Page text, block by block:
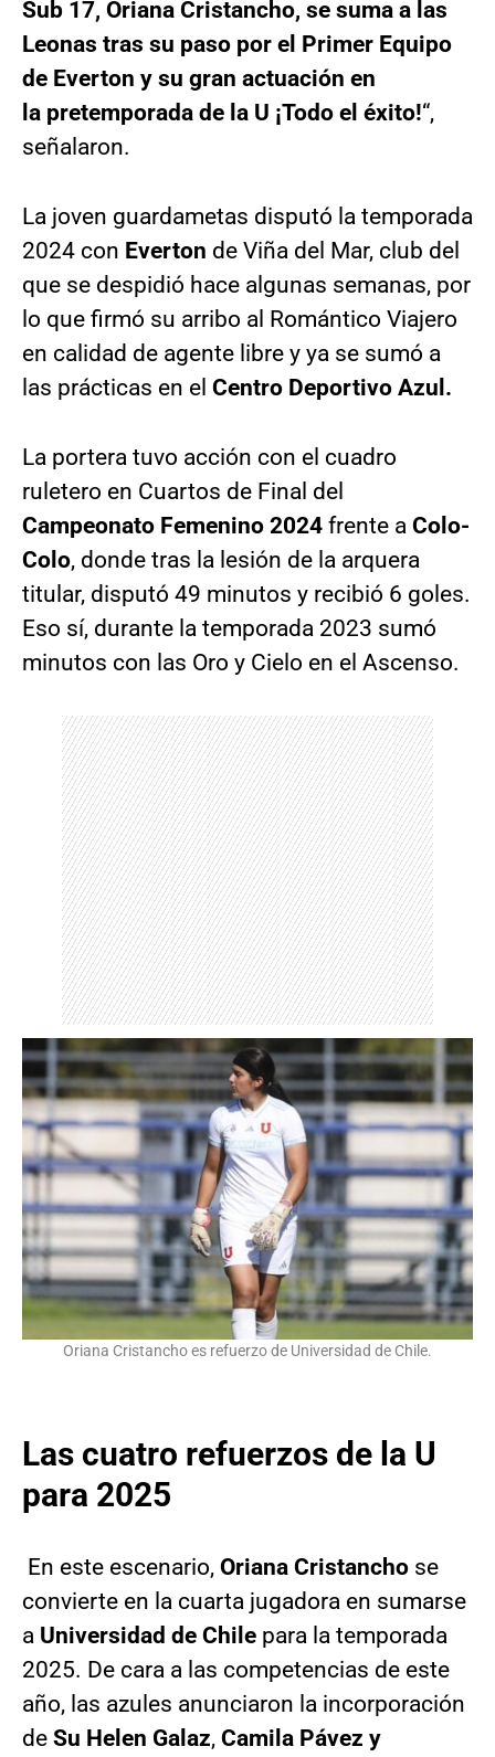
Sub 17, Oriana Cristancho, se suma a las
Leonas tras su paso por el Primer Equipo
de Everton y su gran actuación en
la pretemporada de la U ¡Todo el éxito!“,
señalaron.
La joven guardametas disputó la temporada
2024 con Everton de Viña del Mar, club del
que se despidió hace algunas semanas, por
lo que firmó su arribo al Romántico Viajero
en calidad de agente libre y ya se sumó a
las prácticas en el Centro Deportivo Azul.
La portera tuvo acción con el cuadro
ruletero en Cuartos de Final del
Campeonato Femenino 2024 frente a Colo-
Colo, donde tras la lesión de la arquera
titular, disputó 49 minutos y recibió 6 goles.
Eso sí, durante la temporada 2023 sumó
minutos con las Oro y Cielo en el Ascenso.
Oriana Cristancho es refuerzo de Universidad de Chile.
Las cuatro refuerzos de la U
para 2025
En este escenario, Oriana Cristancho se
convierte en la cuarta jugadora en sumarse
a Universidad de Chile para la temporada
2025. De cara a las competencias de este
año, las azules anunciaron la incorporación
de Su Helen Galaz, Camila Pávez y